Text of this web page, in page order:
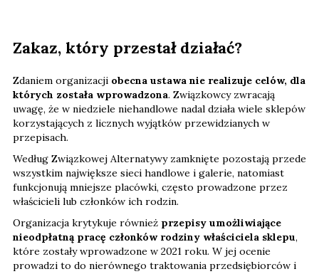
Zakaz, który przestał działać?
Zdaniem organizacji obecna ustawa nie realizuje celów, dla
których została wprowadzona. Związkowcy zwracają
uwagę, że w niedziele niehandlowe nadal działa wiele sklepów
korzystających z licznych wyjątków przewidzianych w
przepisach.
Według Związkowej Alternatywy zamknięte pozostają przede
wszystkim największe sieci handlowe i galerie, natomiast
funkcjonują mniejsze placówki, często prowadzone przez
właścicieli lub członków ich rodzin.
Organizacja krytykuje również przepisy umożliwiające
nieodpłatną pracę członków rodziny właściciela sklepu,
które zostały wprowadzone w 2021 roku. W jej ocenie
prowadzi to do nierównego traktowania przedsiębiorców i